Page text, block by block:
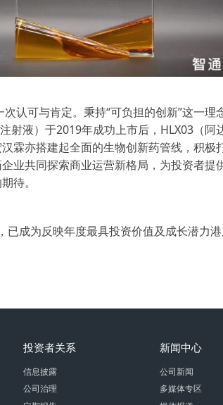
认可与肯定。秉持“可负担的创新”这一
液）于2019年成功上市后，HLX03（阿
霖亦搭建起全面的生物创新药管线，积
业共同探索商业运营新格局，为投资者
待。
成为反映年度最具投资价值及成长潜力
投资者关系
信息披露
公司治理
新闻中心
公司新闻
多媒体专区